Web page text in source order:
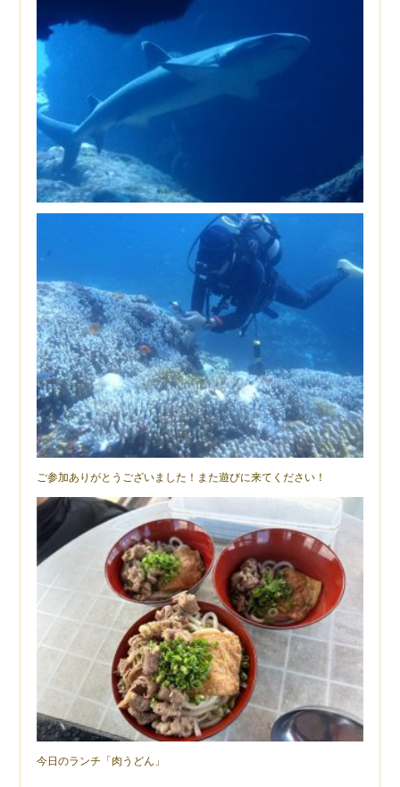
ご参加ありがとうございました！また遊びに来てください！
今日のランチ「肉うどん」